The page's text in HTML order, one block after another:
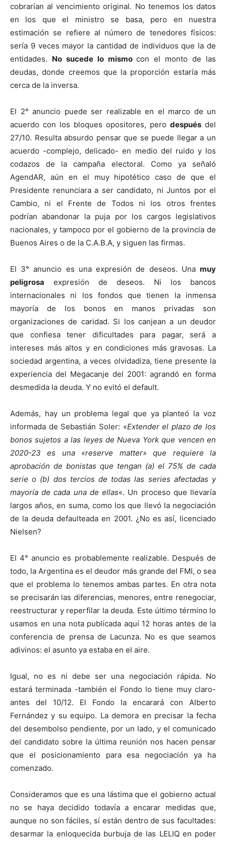
cobrarían al vencimiento original. No tenemos los datos
en los que el ministro se basa, pero en nuestra
estimación se refiere al número de tenedores físicos:
sería 9 veces mayor la cantidad de individuos que la de
entidades. No sucede lo mismocon el monto de las
deudas, donde creemos que la proporción estaría más
cerca de la inversa.
El 2° anuncio puede ser realizable en el marco de un
acuerdo con los bloques opositores, pero después del
27/10. Resulta absurdo pensar que se puede llegar a un
acuerdo -complejo, delicado- en medio del ruido y los
codazos de la campaña electoral. Como ya señaló
AgendAR, aún en el muy hipotético caso de que el
Presidente renunciara a ser candidato, ni Juntos por el
Cambio, ni el Frente de Todos ni los otros frentes
podrían abandonar la puja por los cargos legislativos
nacionales, y tampoco por el gobierno de la provincia de
Buenos Aires o de la C.A.B.A, y siguen las firmas.
El 3° anuncio es una expresión de deseos. Una muy
peligrosa expresión de deseos. Ni los bancos
internacionales ni los fondos que tienen la inmensa
mayoría de los bonos en manos privadas son
organizaciones de caridad. Si los canjean a un deudor
que confiesa tener dificultades para pagar, será a
intereses más altos y en condiciones más gravosas. La
sociedad argentina, a veces olvidadiza, tiene presente la
experiencia del Megacanje del 2001: agrandó en forma
desmedida la deuda. Y no evitó el default.
Además, hay un problema legal que ya planteó la voz
informada de Sebastián Soler: «Extender el plazo de los
bonos sujetos a las leyes de Nueva York que vencen en
2020-23 es una «reserve matter» que requiere la
aprobación de bonistas que tengan (a) el 75% de cada
serie o (b) dos tercios de todas las series afectadas y
mayoría de cada una de ellas«. Un proceso que llevaría
largos años, en suma, como los que llevó la negociación
de la deuda defaulteada en 2001. ¿No es así, licenciado
Nielsen?
El 4° anuncio es probablemente realizable. Después de
todo, la Argentina es el deudor más grande del FMI, o sea
que el problema lo tenemos ambas partes. En otra nota
se precisarán las diferencias, menores, entre renegociar,
reestructurar y reperfilar la deuda. Este último término lo
usamos en una nota publicada aquí 12 horas antes de la
conferencia de prensa de Lacunza. No es que seamos
adivinos: el asunto ya estaba en el aire.
Igual, no es ni debe ser una negociación rápida. No
estará terminada -también el Fondo lo tiene muy claro-
antes del 10/12. El Fondo la encarará con Alberto
Fernández y su equipo. La demora en precisar la fecha
del desembolso pendiente, por un lado, y el comunicado
del candidato sobre la última reunión nos hacen pensar
que el posicionamiento para esa negociación ya ha
comenzado.
Consideramos que es una lástima que el gobierno actual
no se haya decidido todavía a encarar medidas que,
aunque no son fáciles, sí están dentro de sus facultades:
desarmar la enloquecida burbuja de las LELIQ en poder